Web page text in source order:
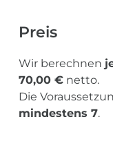
Preis
Wir berechnen
70,00 € netto.
Die
mindestens 7.